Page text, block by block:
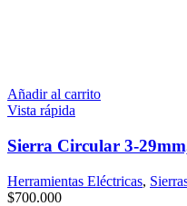
Añadir al carrito
Vista rápida
Sierra Circular 3-
Herramientas Eléctricas,
$700.000